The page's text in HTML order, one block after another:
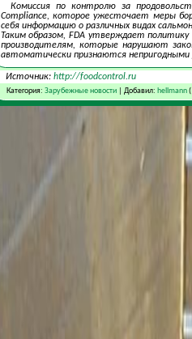
Комиссия по контролю за
Compliance, которое ужесточает меры
себя информацию о различных видах
Таким образом, FDA утверждает
производителям, которые нарушают
автоматически признаются непригодными
Источник: http://foodcontrol.ru
Категория: Зарубежные новости| Добавил: hellmann